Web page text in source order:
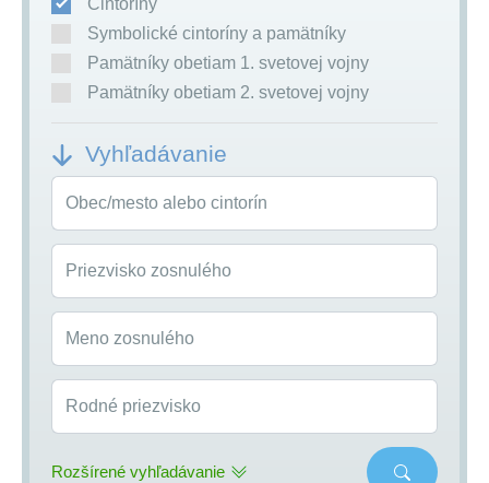
Cintoríny
Symbolické cintoríny a pamätníky
Pamätníky obetiam 1. svetovej vojny
Pamätníky obetiam 2. svetovej vojny
Vyhľadávanie
Obec/mesto alebo cintorín
Priezvisko zosnulého
Meno zosnulého
Rodné priezvisko
Rozšírené vyhľadávanie